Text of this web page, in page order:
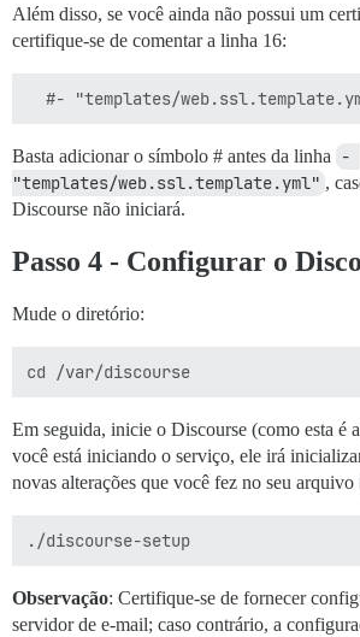
Além disso, se você ainda não possui um
certifique-se de comentar a linha 16:
Basta adicionar o símbolo # antes da linha
-
"templates/web.ssl.template.yml" ,
Discourse não iniciará.
Passo 4 - Configurar o
Mude o diretório:
Em seguida, inicie o Discourse (como esta é
você está iniciando o serviço, ele irá
novas alterações que você fez no seu arquivo
Observação: Certifique-se de fornecer
servidor de e-mail; caso contrário, a